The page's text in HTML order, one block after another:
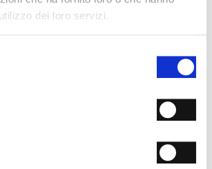
dei loro servizi.
ARTIGIANALE